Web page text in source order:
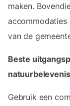
maken.
accommodaties
van de
Beste
Gebruik een